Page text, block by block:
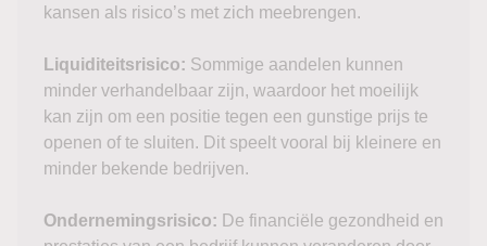
kansen als risico’s met zich meebrengen.
Liquiditeitsrisico: Sommige aandelen kunnen
minder verhandelbaar zijn, waardoor het moeilijk
kan zijn om een positie tegen een gunstige prijs te
openen of te sluiten. Dit speelt vooral bij kleinere en
minder bekende bedrijven.
Ondernemingsrisico: De financiële gezondheid en